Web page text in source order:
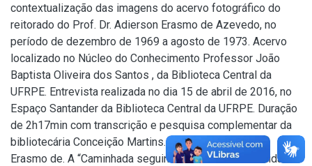
contextualização das imagens do acervo fotográfico do
reitorado do Prof. Dr. Adierson Erasmo de Azevedo, no
período de dezembro de 1969 a agosto de 1973. Acervo
localizado no Núcleo do Conhecimento Professor João
Baptista Oliveira dos Santos , da Biblioteca Central da
UFRPE. Entrevista realizada no dia 15 de abril de 2016, no
Espaço Santander da Biblioteca Central da UFRPE. Duração
de 2h17min com transcrição e pesquisa complementar da
bibliotecária Conceição Martins. AZEVEDO, Adierson
Erasmo de. A “Caminhada seguindo o Sol” da Universidade